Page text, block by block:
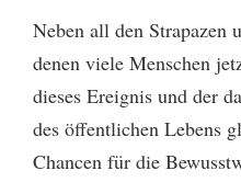
Neben all den Strapazen
denen viele Menschen
dieses Ereignis und der
des öffentlichen Lebens
Chancen für die